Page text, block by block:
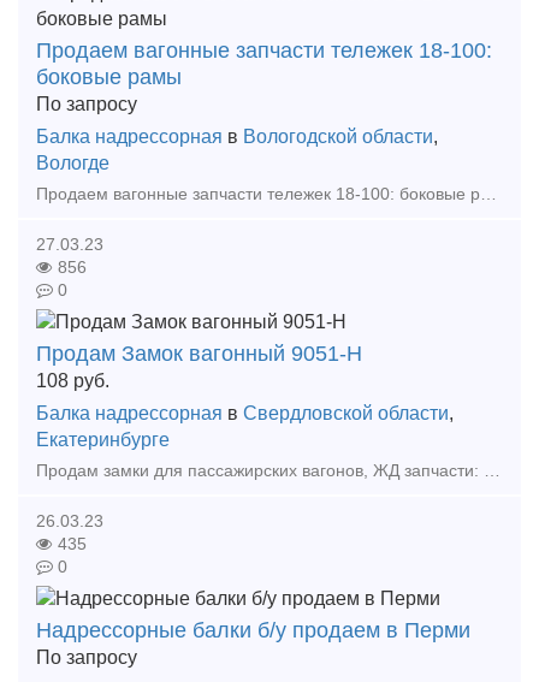
Продаем вагонные запчасти тележек 18-100:
боковые рамы
По запросу
Балка надрессорная в Вологодской области,
Вологде
Продаем вагонные запчасти тележек 18-100: боковые рамы Вагонные запчасти тележек 18-100: боковые рамы, надрессорные балки, колесные пары б/у, СОНК, НОНК Тип предложения: предлагаю п
27.03.23
856
0
Продам Замок вагонный 9051-Н
108 руб.
Балка надрессорная в Свердловской области,
Екатеринбурге
Продам замки для пассажирских вагонов, ЖД запчасти: Замки вагонные: Замок вагонный 9051-Н Замок вагонный 9109-Н Замок вагонный 9051-Н Замок вагонный 9080-Н Замок вагонный 9
26.03.23
435
0
Надрессорные балки б/у продаем в Перми
По запросу